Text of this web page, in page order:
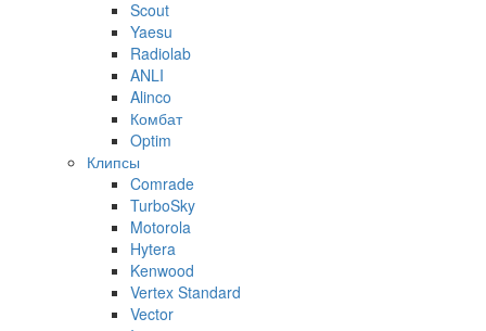
Scout
Yaesu
Radiolab
ANLI
Alinco
Комбат
Optim
Клипсы
Comrade
TurboSky
Motorola
Hytera
Kenwood
Vertex Standard
Vector